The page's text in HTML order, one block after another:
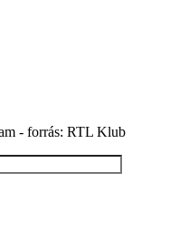
- forrás: RTL Klub